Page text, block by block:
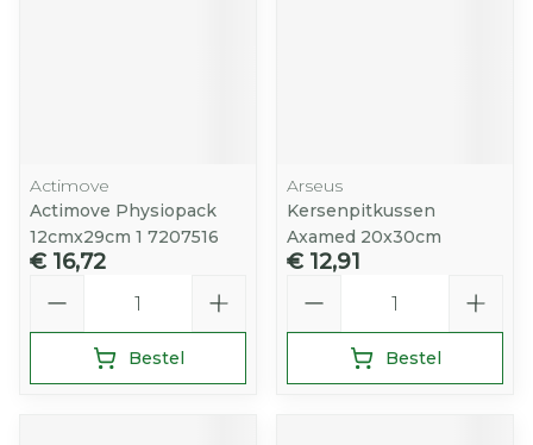
Actimove
Actimove Physiopack
12cmx29cm 1 7207516
€ 16,72
Bestel
Arseus
Kersenpitkussen
Axamed 20x30cm
€ 12,91
Bestel